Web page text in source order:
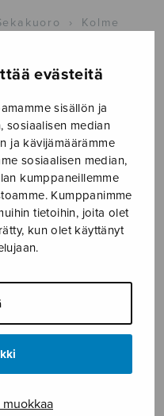
evästeitä
sisällön ja
sosiaalisen median
ja kävijämäärämme
sosiaalisen median,
kumppaneillemme
Kumppanimme
tietoihin, joita olet
kun olet käyttänyt
›
Kolme